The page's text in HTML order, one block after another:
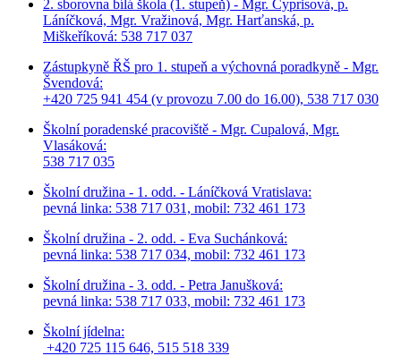
2. sborovna bílá škola (1. stupeň) - Mgr. Cyprisová, p.
Láníčková, Mgr. Vražinová, Mgr. Harťanská, p.
Miškeříková: 538 717 037
Zástupkyně ŘŠ pro 1. stupeň a výchovná poradkyně - Mgr.
Švendová:
+420 725 941 454 (v provozu 7.00 do 16.00), 538 717 030
Školní poradenské pracoviště - Mgr. Cupalová, Mgr.
Vlasáková:
538 717 035
Školní družina - 1. odd. - Láníčková Vratislava:
pevná linka: 538 717 031, mobil: 732 461 173
Školní družina - 2. odd. - Eva Suchánková:
pevná linka: 538 717 034, mobil: 732 461 173
Školní družina - 3. odd. - Petra Janušková:
pevná linka: 538 717 033, mobil: 732 461 173
Školní jídelna:
+420 725 115 646, 515 518 339